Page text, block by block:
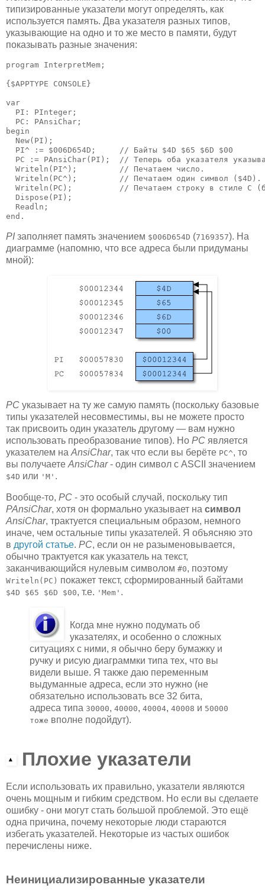
типизированные указатели могут определять, как
используется память. Два указателя разных типов,
указывающие на одно и то же место в памяти, будут
показывать разные значения:
program InterpretMem;
{$APPTYPE CONSOLE}
var
  PI: PInteger;
  PC: PAnsiChar;
begin
  New(PI);
  PI^ := $006D654D;     // Байты $4D $65 $6D $00
PC := PAnsiChar(PI);  // Теперь оба указателя
  Writeln(PI^);         // Печатаем число.
  Writeln(PC^);         // Печатаем один символ ($4D).
Writeln(PC);          // Печатаем строку в стиле C
  Dispose(PI);
  Readln;
end.
PIзаполняет память значением $006D654D (7169357). На
диаграмме (напомню, что все адреса были придуманы
мной):
PC указывает на ту же самую память (поскольку базовые
типы указателей несовместимы, вы не можете просто
так присвоить один указатель другому — вам нужно
использовать преобразование типов). Но PC является
указателем на AnsiChar, так что если вы берёте PC^, то
вы получаете AnsiChar- один символ с ASCII значением
$4D или 'M' .
Вообще-то, PC - это особый случай, поскольку тип
PAnsiChar, хотя он формально указывает на символ
AnsiChar, трактуется специальным образом, немного
иначе, чем остальные типы указателей. Я объясняю это
в другой статье. PC, если он не разыменовывается,
обычно трактуется как указатель на текст,
заканчивающийся нулевым символом #0, поэтому
Writeln(PC) покажет текст, сформированный байтами
$4D $65 $6D $00, т.е. 'Mem' .
Когда мне нужно подумать об
указателях, и особенно о сложных
ситуациях с ними, я обычно беру бумажку и
ручку и рисую диаграммки типа тех, что вы
видели выше. Я также даю переменным
выдуманные адреса, если это нужно (не
обязательно использовать все 32 бита,
адреса типа 30000, 40000, 40004, 40008 и 50000
тоже вполне подойдут).
Плохие указатели
Если использовать их правильно, указатели являются
очень мощным и гибким средством. Но если вы сделаете
ошибку - они могут стать большой проблемой. Это ещё
одна причина, почему некоторые люди стараются
избегать указателей. Некоторые из частых ошибок
перечислены ниже.
Неинициализированные указатели